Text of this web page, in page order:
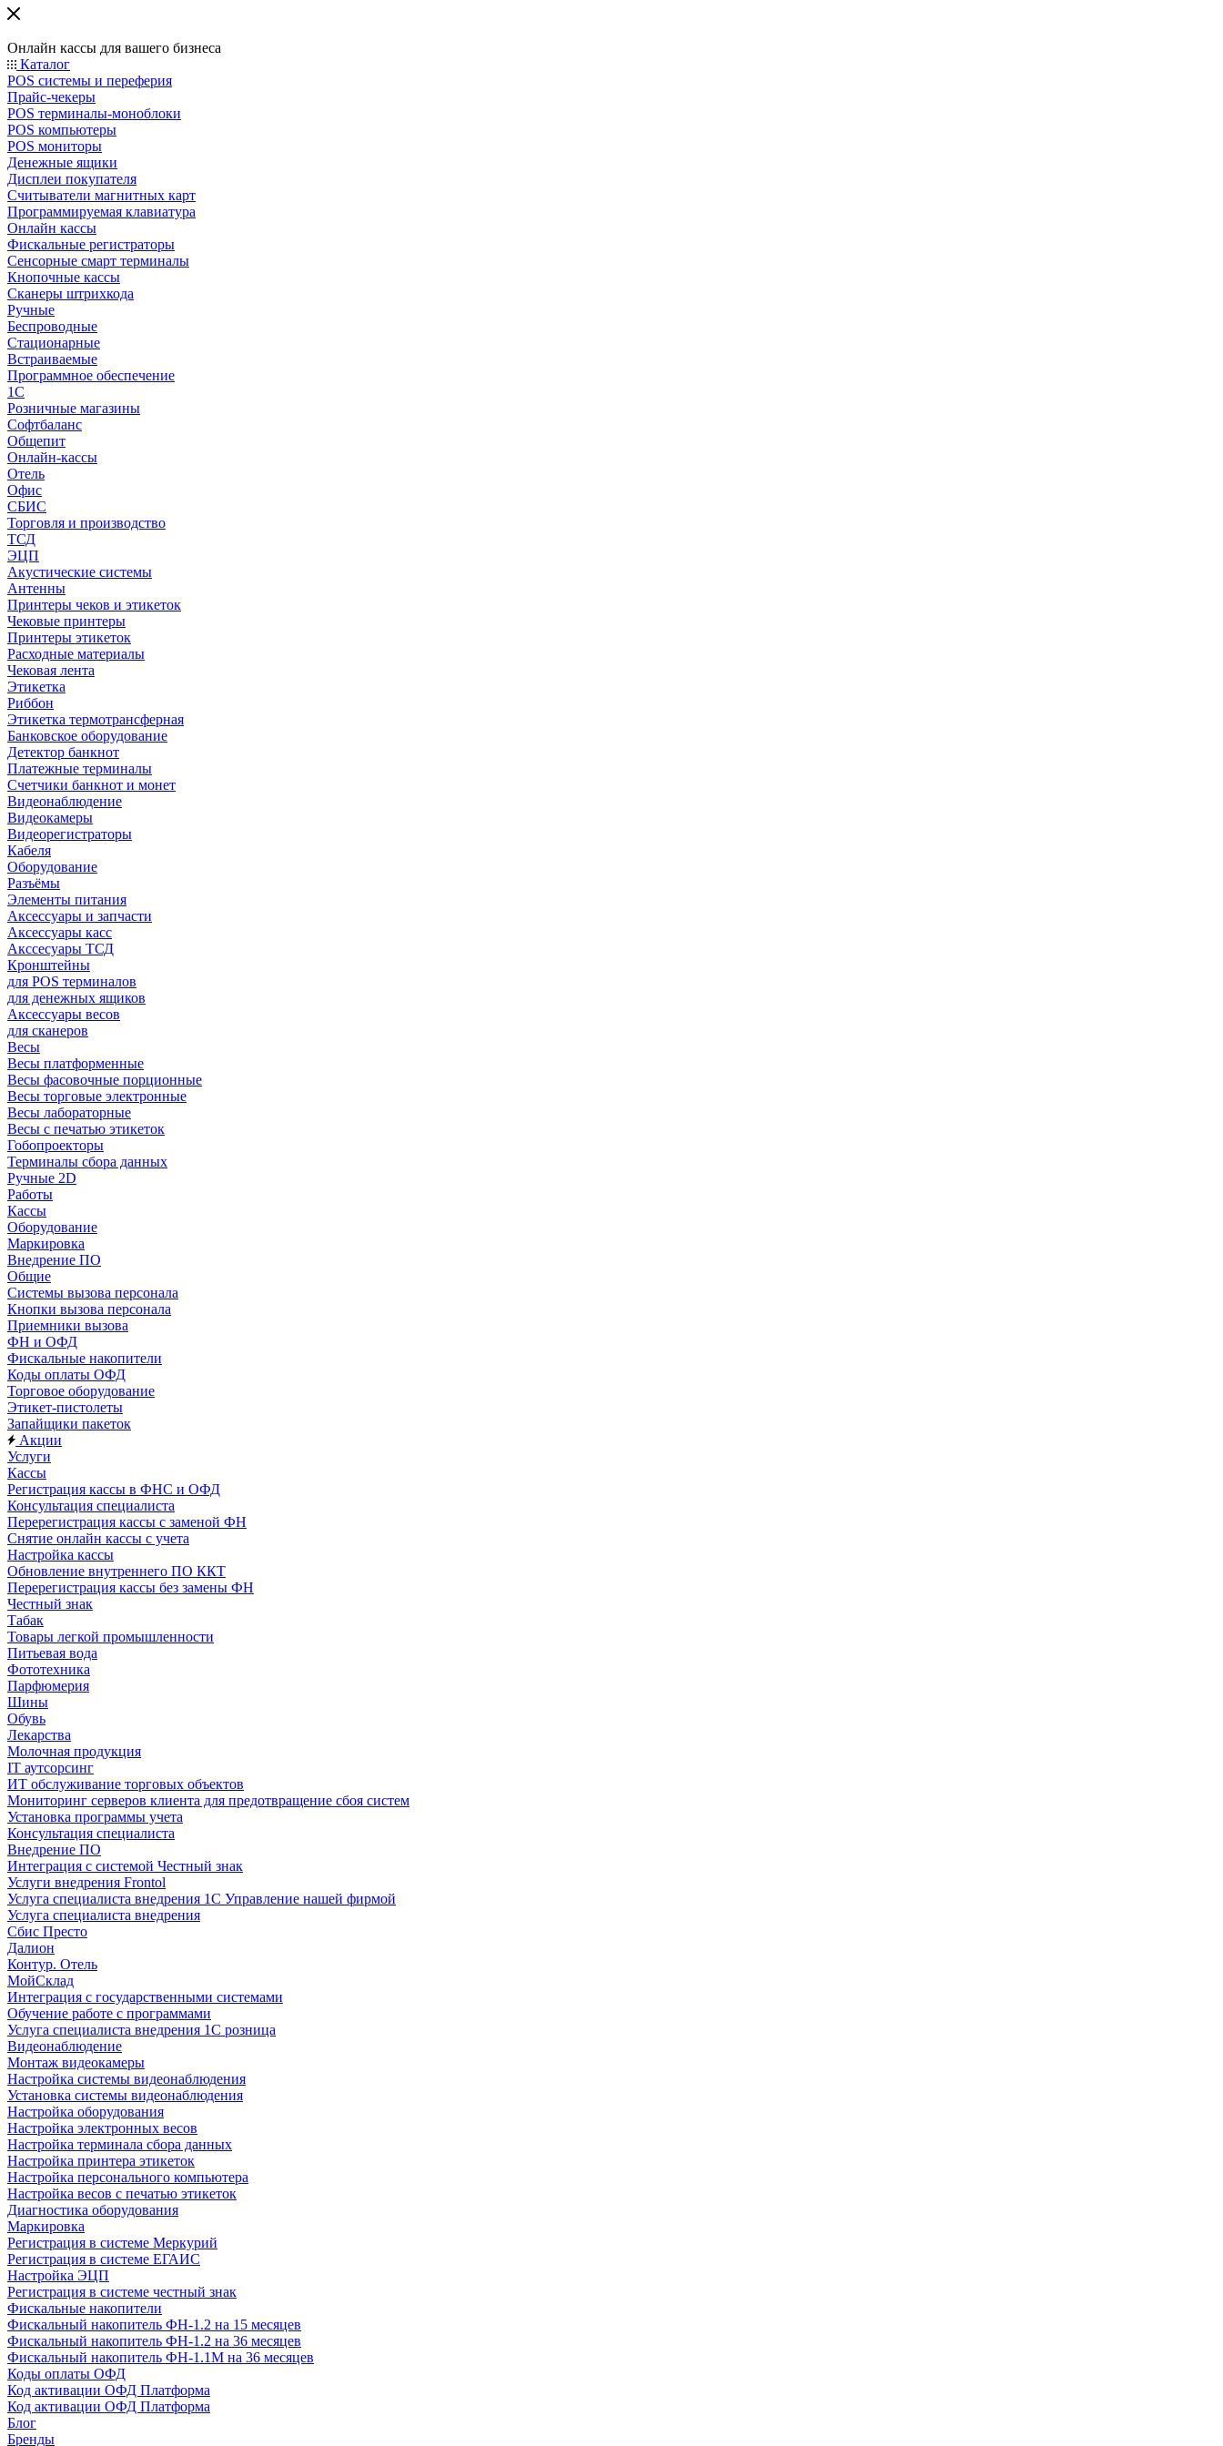
Онлайн кассы для вашего бизнеса
Каталог
POS системы и переферия
Прайс-чекеры
POS терминалы-моноблоки
POS компьютеры
POS мониторы
Денежные ящики
Дисплеи покупателя
Считыватели магнитных карт
Программируемая клавиатура
Онлайн кассы
Фискальные регистраторы
Сенсорные смарт терминалы
Кнопочные кассы
Сканеры штрихкода
Ручные
Беспроводные
Стационарные
Встраиваемые
Программное обеспечение
1С
Розничные магазины
Софтбаланс
Общепит
Онлайн-кассы
Отель
Офис
СБИС
Торговля и производство
ТСД
ЭЦП
Акустические системы
Антенны
Принтеры чеков и этикеток
Чековые принтеры
Принтеры этикеток
Расходные материалы
Чековая лента
Этикетка
Риббон
Этикетка термотрансферная
Банковское оборудование
Детектор банкнот
Платежные терминалы
Счетчики банкнот и монет
Видеонаблюдение
Видеокамеры
Видеорегистраторы
Кабеля
Оборудование
Разъёмы
Элементы питания
Аксессуары и запчасти
Аксессуары касс
Акссесуары ТСД
Кронштейны
для POS терминалов
для денежных ящиков
Аксессуары весов
для сканеров
Весы
Весы платформенные
Весы фасовочные порционные
Весы торговые электронные
Весы лабораторные
Весы с печатью этикеток
Гобопроекторы
Терминалы сбора данных
Ручные 2D
Работы
Кассы
Оборудование
Маркировка
Внедрение ПО
Общие
Системы вызова персонала
Кнопки вызова персонала
Приемники вызова
ФН и ОФД
Фискальные накопители
Коды оплаты ОФД
Торговое оборудование
Этикет-пистолеты
Запайщики пакеток
Акции
Услуги
Кассы
Регистрация кассы в ФНС и ОФД
Консультация специалиста
Перерегистрация кассы с заменой ФН
Снятие онлайн кассы с учета
Настройка кассы
Обновление внутреннего ПО ККТ
Перерегистрация кассы без замены ФН
Честный знак
Табак
Товары легкой промышленности
Питьевая вода
Фототехника
Парфюмерия
Шины
Обувь
Лекарства
Молочная продукция
IT аутсорсинг
ИТ обслуживание торговых объектов
Мониторинг серверов клиента для предотвращение сбоя систем
Установка программы учета
Консультация специалиста
Внедрение ПО
Интеграция с системой Честный знак
Услуги внедрения Frontol
Услуга специалиста внедрения 1С Управление нашей фирмой
Услуга специалиста внедрения
Сбис Престо
Далион
Контур. Отель
МойСклад
Интеграция с государственными системами
Обучение работе с программами
Услуга специалиста внедрения 1С розница
Видеонаблюдение
Монтаж видеокамеры
Настройка системы видеонаблюдения
Установка системы видеонаблюдения
Настройка оборудования
Настройка электронных весов
Настройка терминала сбора данных
Настройка принтера этикеток
Настройка персонального компьютера
Настройка весов с печатью этикеток
Диагностика оборудования
Маркировка
Регистрация в системе Меркурий
Регистрация в системе ЕГАИС
Настройка ЭЦП
Регистрация в системе честный знак
Фискальные накопители
Фискальный накопитель ФН-1.2 на 15 месяцев
Фискальный накопитель ФН-1.2 на 36 месяцев
Фискальный накопитель ФН-1.1М на 36 месяцев
Коды оплаты ОФД
Код активации ОФД Платформа
Код активации ОФД Платформа
Блог
Бренды